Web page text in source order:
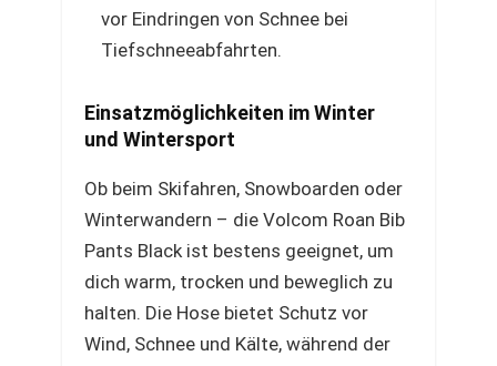
vor Eindringen von Schnee bei
Tiefschneeabfahrten.
Einsatzmöglichkeiten im Winter
und Wintersport
Ob beim Skifahren, Snowboarden oder
Winterwandern – die Volcom Roan Bib
Pants Black ist bestens geeignet, um
dich warm, trocken und beweglich zu
halten. Die Hose bietet Schutz vor
Wind, Schnee und Kälte, während der